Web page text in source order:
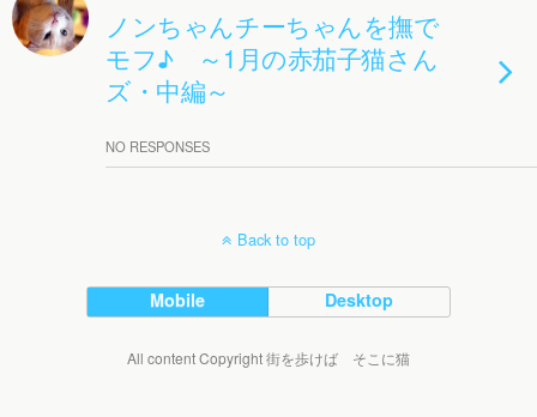
ノンちゃんチーちゃんを撫で
モフ♪ ～1月の赤茄子猫さん
ズ・中編～
NO RESPONSES
Back to top
Mobile Desktop
All content Copyright 街を歩けば そこに猫